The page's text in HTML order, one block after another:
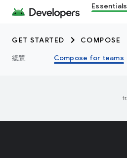
Essentials
GET STARTED
COMPOSE
總覽
Compose for teams